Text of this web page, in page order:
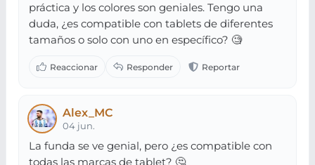
práctica y los colores son geniales. Tengo una
duda, ¿es compatible con tablets de diferentes
tamaños o solo con uno en específico? 🧐
Alex_MC
04 jun.
La funda se ve genial, pero ¿es compatible con
todas las marcas de tablet? 🤔